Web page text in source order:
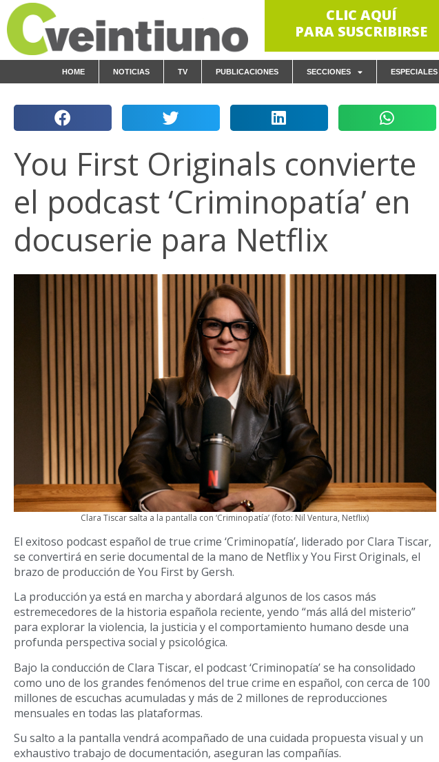
CLIC AQUÍ
PARA SUSCRIBIRSE
HOME NOTICIAS TV PUBLICACIONES SECCIONES ESPECIALES
You First Originals convierte
el podcast ‘Criminopatía’ en
docuserie para Netflix
Clara Tiscar salta a la pantalla con ‘Criminopatía’ (foto: Nil Ventura, Netflix)
El exitoso podcast español de true crime ‘Criminopatía’, liderado por Clara Tiscar,
se convertirá en serie documental de la mano de Netflix y You First Originals, el
brazo de producción de You First by Gersh.
La producción ya está en marcha y abordará algunos de los casos más
estremecedores de la historia española reciente, yendo “más allá del misterio”
para explorar la violencia, la justicia y el comportamiento humano desde una
profunda perspectiva social y psicológica.
Bajo la conducción de Clara Tiscar, el podcast ‘Criminopatía’ se ha consolidado
como uno de los grandes fenómenos del true crime en español, con cerca de 100
millones de escuchas acumuladas y más de 2 millones de reproducciones
mensuales en todas las plataformas.
Su salto a la pantalla vendrá acompañado de una cuidada propuesta visual y un
exhaustivo trabajo de documentación, aseguran las compañías.